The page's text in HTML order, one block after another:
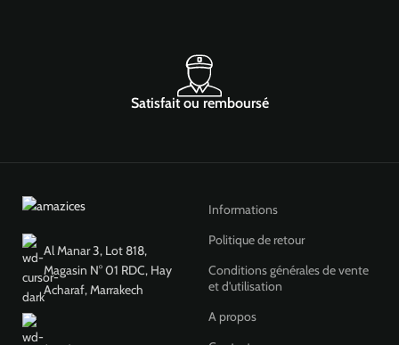
Satisfait ou remboursé
Al Manar 3, Lot 818,
Magasin N° 01 RDC, Hay
Acharaf, Marrakech
Informations
Politique de retour
Conditions générales de vente
et d'utilisation
A propos